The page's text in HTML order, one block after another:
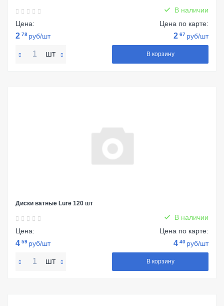
В наличии
Цена:
2 78 руб/шт
Цена по карте:
2 67 руб/шт
шт В корзину
Диски ватные Lure 120 шт
В наличии
Цена:
4 59 руб/шт
Цена по карте:
4 40 руб/шт
шт В корзину